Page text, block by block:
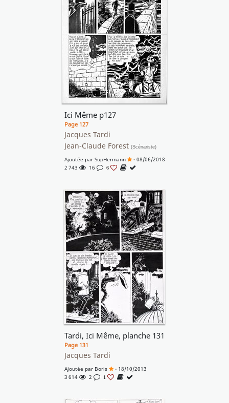
Ici Même p127
Page 127
Jacques Tardi
Jean-Claude Forest (Scénariste)
Ajoutée par SupHermann
- 08/06/2018
2 743
16 6
Tardi, Ici Même, planche 131
Page 131
Jacques Tardi
Ajoutée par Boris
- 18/10/2013
3 614
2 1